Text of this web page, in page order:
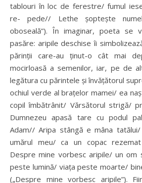
tablouri în loc de ferestre/ fumul
re- pede// Lethe șoptește
oboseală”). În imaginar, poeta se
pasăre: aripile deschise îi
părinții care-au ținut-o cât mai
mocirloasă a semenilor, iar, pe de
legătura cu părintele și învățătorul
ochiul verde al brațelor mamei/ ea
copil îmbătrânit/ Vărsătorul strigă/
Dumnezeu apasă tare cu podul
Adam// Aripa stângă e mâna
umărul meu/ ca un copac
Despre mine vorbesc aripile/ un om
peste lumină/ viața peste moarte/
(„Despre mine vorbesc aripile”).